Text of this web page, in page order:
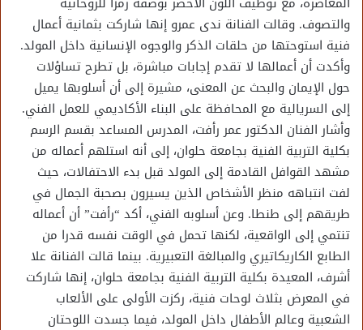
والتصوف. وقالت الفنانة ندى عمرو إنها شاركت بثمانية أعمال
فنية استوحتها من حلقات الذكر والوجوه الإنسانية داخل المولد.
وأكدت أن أعمالها لا تقدم إجابات مباشرة، بل تطرح تساؤلات
حول الإيمان والبحث عن المعنى، مشيرة إلى أن أسلوبها يميل
إلى السريالية مع المحافظة على البناء الأكاديمي للعمل الفني.
وأشار الفنان الدكتور عمر رأفت، المدرس المساعد بقسم الرسم
بكلية التربية الفنية بجامعة حلوان، إلى أنه استلهم أعماله من
مشهد القوافل القادمة إلى المولد قبل بدء الاحتفالات، حيث
لفت انتباهه منظر الأشخاص الذين يسيرون بصحبة الجمال في
طريقهم إلى طنطا. وعن أسلوبه الفني، أكد “رأفت” أن أعماله
تنتمي إلى الواقعية، لكنها تحمل في الوقت نفسه قدرا من
الطابع الكاريكاتيري والمبالغة التعبيرية. بينما قالت الفنانة علا
أشرف، المعيدة بكلية التربية الفنية بجامعة حلوان، إنها شاركت
في المعرض بثلاث لوحات فنية، ركزت الأولى على الألعاب
الشعبية وعالم الأطفال داخل المولد، فيما جسدت اللوحتان